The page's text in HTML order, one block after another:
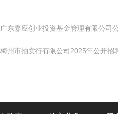
广东嘉应创业投资基金管理有限公司
梅州市拍卖行有限公司2025年公开招